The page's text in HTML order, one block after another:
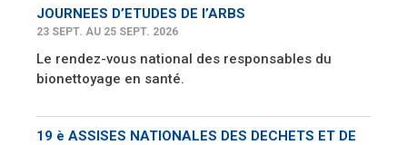
JOURNEES D’ETUDES DE l’ARBS
23 SEPT. AU 25 SEPT. 2026
Le rendez-vous national des responsables du
bionettoyage en santé.
19 è ASSISES NATIONALES DES DECHETS ET DE